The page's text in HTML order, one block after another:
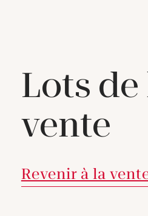
Lots de
vente
Revenir à la